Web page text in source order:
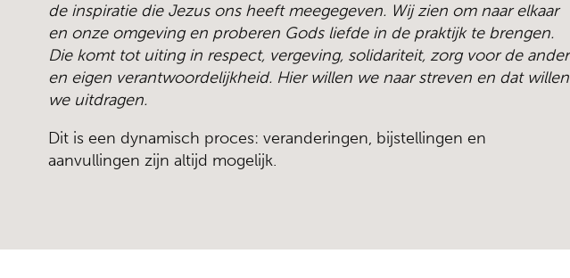
de inspiratie die Jezus ons heeft meegegeven. Wij zien om naar elkaar
en onze omgeving en proberen Gods liefde in de praktijk te brengen.
Die komt tot uiting in respect, vergeving, solidariteit, zorg voor de ander
en eigen verantwoordelijkheid. Hier willen we naar streven en dat willen
we uitdragen.
Dit is een dynamisch proces: veranderingen, bijstellingen en
aanvullingen zijn altijd mogelijk.